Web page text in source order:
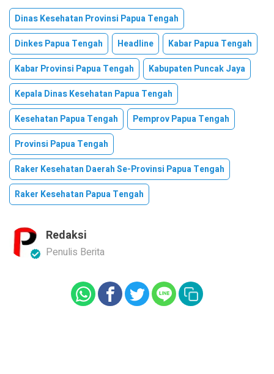
Dinas Kesehatan Provinsi Papua Tengah
Dinkes Papua Tengah
Headline
Kabar Papua Tengah
Kabar Provinsi Papua Tengah
Kabupaten Puncak Jaya
Kepala Dinas Kesehatan Papua Tengah
Kesehatan Papua Tengah
Pemprov Papua Tengah
Provinsi Papua Tengah
Raker Kesehatan Daerah Se-Provinsi Papua Tengah
Raker Kesehatan Papua Tengah
Redaksi
Penulis Berita